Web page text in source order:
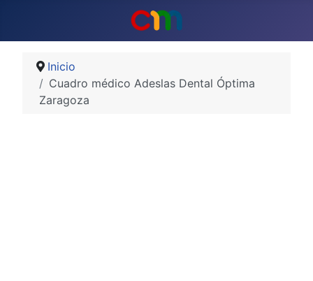
Inicio
Cuadro médico Adeslas Dental Óptima
Zaragoza